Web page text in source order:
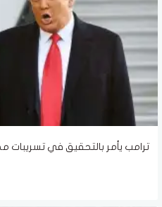
ترامب يأمر بالتحقيق في تسريبات